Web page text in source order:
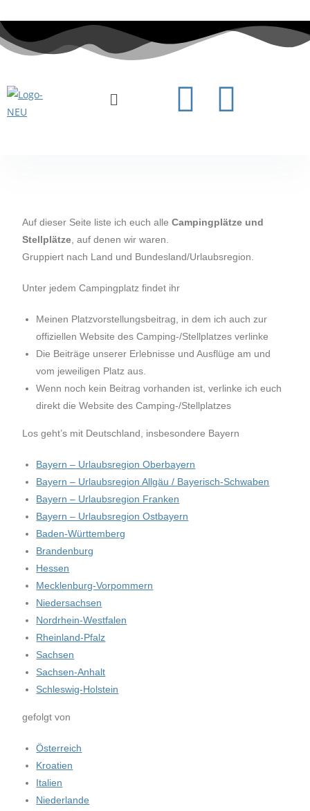
Auf dieser Seite liste ich euch alleCampingplätze und
Stellplätze , auf denen wir waren.
Gruppiert nach Land und Bundesland/Urlaubsregion.
Unter jedem Campingplatz findet ihr
Meinen Platzvorstellungsbeitrag, in dem ich auch zur
offiziellen Website des Camping-/Stellplatzes verlinke
Die Beiträge unserer Erlebnisse und Ausflüge am und
vom jeweiligen Platz aus.
Wenn noch kein Beitrag vorhanden ist, verlinke ich euch
direkt die Website des Camping-/Stellplatzes
Los geht’s mit Deutschland, insbesondere Bayern
Bayern – Urlaubsregion Oberbayern
Bayern – Urlaubsregion Allgäu / Bayerisch-Schwaben
Bayern – Urlaubsregion Franken
Bayern – Urlaubsregion Ostbayern
Baden-Württemberg
Brandenburg
Hessen
Mecklenburg-Vorpommern
Niedersachsen
Nordrhein-Westfalen
Rheinland-Pfalz
Sachsen
Sachsen-Anhalt
Schleswig-Holstein
gefolgt von
Österreich
Kroatien
Italien
Niederlande